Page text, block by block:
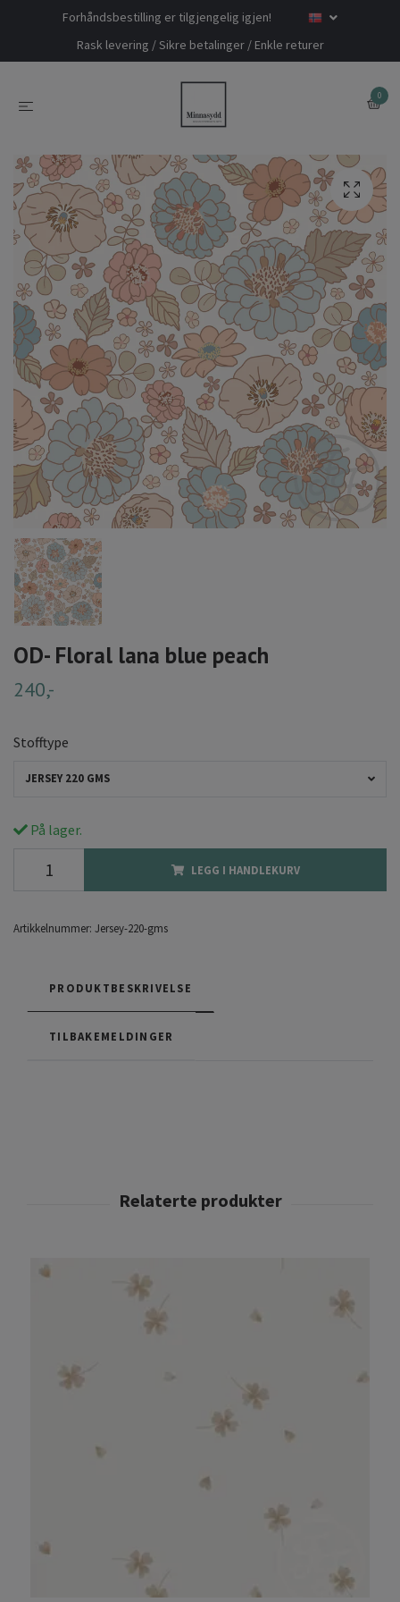
Forhåndsbestilling er tilgjengelig igjen!
Rask levering / Sikre betalinger / Enkle returer
0
OD- Floral lana blue peach
240,-
Stofftype
JERSEY 220 GMS
På lager.
LEGG I HANDLEKURV
Artikkelnummer: Jersey-220-gms
PRODUKTBESKRIVELSE
TILBAKEMELDINGER